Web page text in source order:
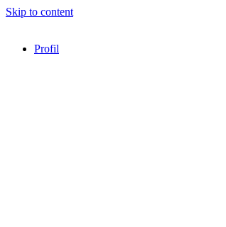
Skip to content
Profil